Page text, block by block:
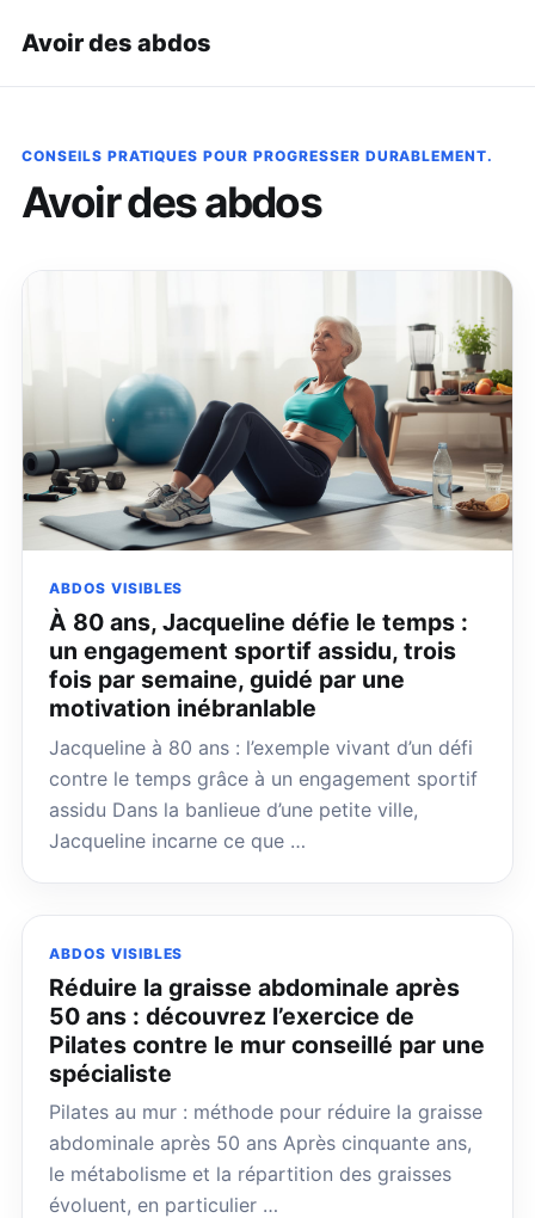
Avoir des abdos
CONSEILS PRATIQUES POUR PROGRESSER DURABLEMENT.
Avoir des abdos
ABDOS VISIBLES
À 80 ans, Jacqueline défie le temps :
un engagement sportif assidu, trois
fois par semaine, guidé par une
motivation inébranlable
Jacqueline à 80 ans : l’exemple vivant d’un défi
contre le temps grâce à un engagement sportif
assidu Dans la banlieue d’une petite ville,
Jacqueline incarne ce que …
ABDOS VISIBLES
Réduire la graisse abdominale après
50 ans : découvrez l’exercice de
Pilates contre le mur conseillé par une
spécialiste
Pilates au mur : méthode pour réduire la graisse
abdominale après 50 ans Après cinquante ans,
le métabolisme et la répartition des graisses
évoluent, en particulier …